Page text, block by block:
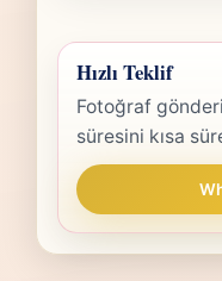
Hızlı Teklif
Fotoğraf
süresini kısa